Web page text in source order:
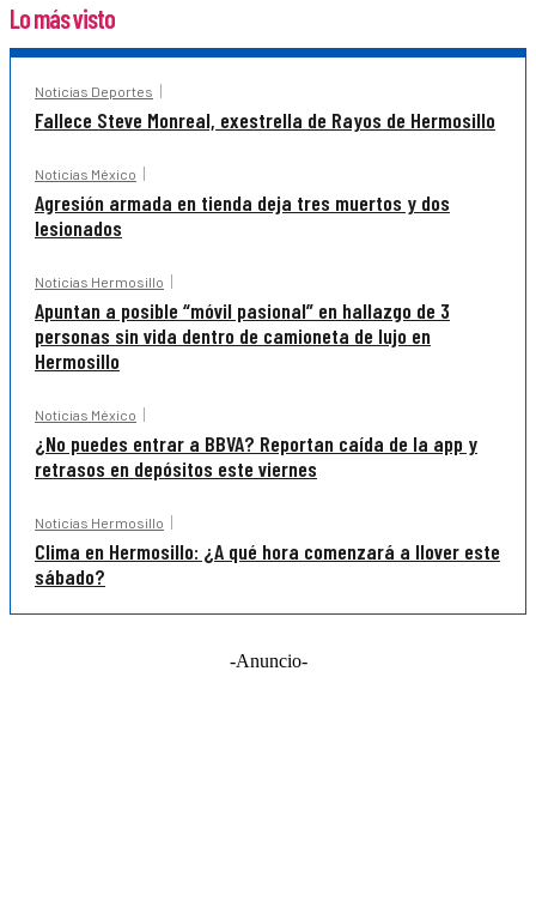
Lo más visto
Noticias Deportes
Fallece Steve Monreal, exestrella de Rayos de Hermosillo
Noticias México
Agresión armada en tienda deja tres muertos y dos
lesionados
Noticias Hermosillo
Apuntan a posible “móvil pasional” en hallazgo de 3
personas sin vida dentro de camioneta de lujo en
Hermosillo
Noticias México
¿No puedes entrar a BBVA? Reportan caída de la app y
retrasos en depósitos este viernes
Noticias Hermosillo
Clima en Hermosillo: ¿A qué hora comenzará a llover este
sábado?
-Anuncio-